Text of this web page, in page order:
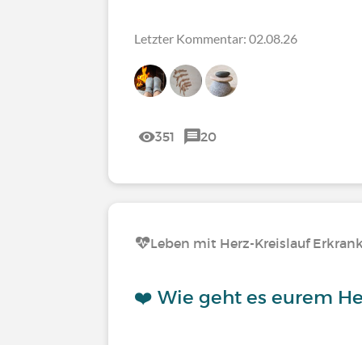
Letzter Kommentar: 02.08.26
351 20
Leben mit Herz-Kreislauf
❤️ Wie geht es eurem